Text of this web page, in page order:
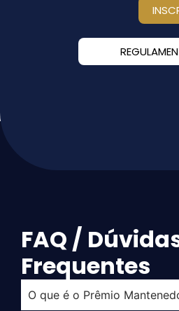
FAQ /
Frequentes
O que é o Prêmio